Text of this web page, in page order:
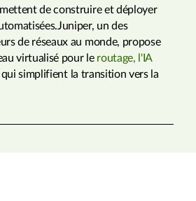
de construire et déployer
un des
de réseaux au monde, propose
virtualisé pour le routage, l'IA
qui simplifient la transition vers la